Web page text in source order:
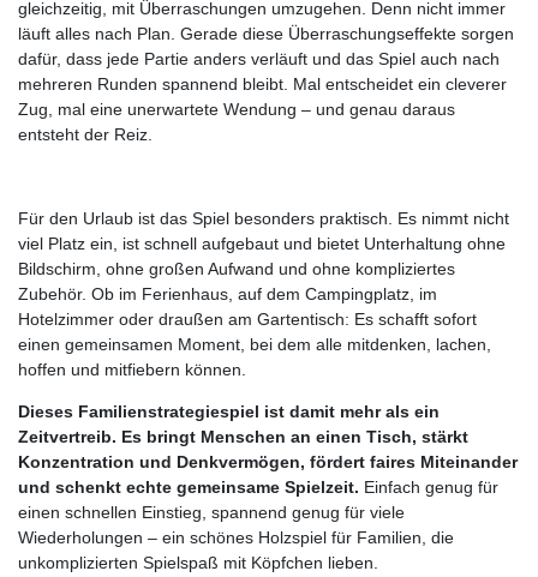
gleichzeitig, mit Überraschungen umzugehen. Denn nicht immer
läuft alles nach Plan. Gerade diese Überraschungseffekte sorgen
dafür, dass jede Partie anders verläuft und das Spiel auch nach
mehreren Runden spannend bleibt. Mal entscheidet ein cleverer
Zug, mal eine unerwartete Wendung – und genau daraus
entsteht der Reiz.
Für den Urlaub ist das Spiel besonders praktisch. Es nimmt nicht
viel Platz ein, ist schnell aufgebaut und bietet Unterhaltung ohne
Bildschirm, ohne großen Aufwand und ohne kompliziertes
Zubehör. Ob im Ferienhaus, auf dem Campingplatz, im
Hotelzimmer oder draußen am Gartentisch: Es schafft sofort
einen gemeinsamen Moment, bei dem alle mitdenken, lachen,
hoffen und mitfiebern können.
Dieses Familienstrategiespiel ist damit mehr als ein
Zeitvertreib. Es bringt Menschen an einen Tisch, stärkt
Konzentration und Denkvermögen, fördert faires Miteinander
und schenkt echte gemeinsame Spielzeit. Einfach genug für
einen schnellen Einstieg, spannend genug für viele
Wiederholungen – ein schönes Holzspiel für Familien, die
unkomplizierten Spielspaß mit Köpfchen lieben.